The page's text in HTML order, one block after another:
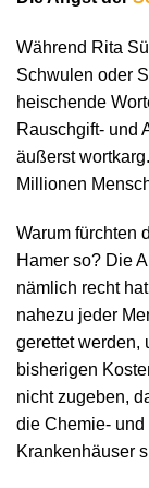
Während Rita
Schwulen oder
heischende
Rauschgift- und
äußerst
Millionen
Warum fürchten
Hamer so? Die
nämlich recht
nahezu jeder
gerettet werden,
bisherigen
nicht zugeben,
die Chemie-
Krankenhäuser